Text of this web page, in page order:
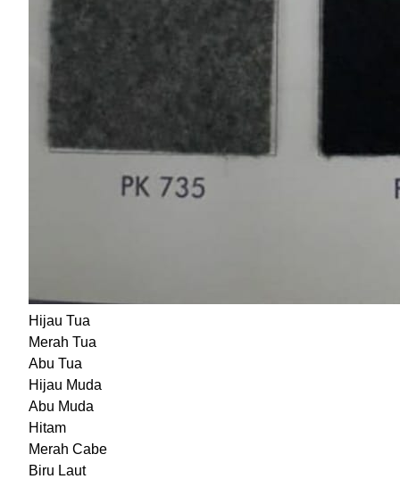
Hijau Tua
Merah Tua
Abu Tua
Hijau Muda
Abu Muda
Hitam
Merah Cabe
Biru Laut